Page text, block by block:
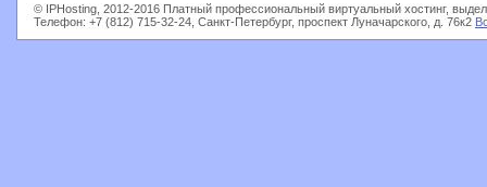
© IPHosting, 2012-2016 Платный профессиональный виртуальный хостинг,
Телефон: +7 (812) 715-32-24, Санкт-Петербург, проспект Луначарского, д. 76к2